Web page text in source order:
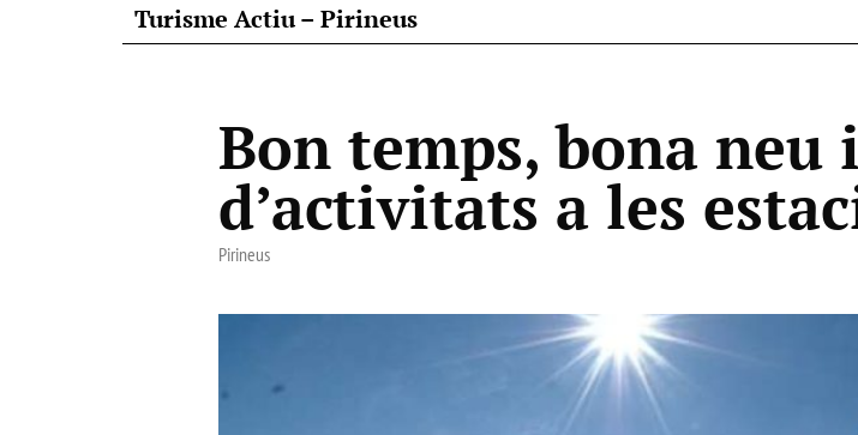
Turisme Actiu – Pirineus
Bon temps, bona
d’activitats a les
Pirineus